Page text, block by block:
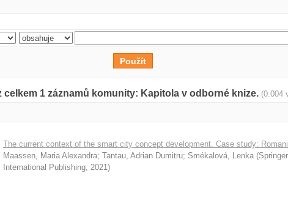
celkem 1 záznamů komunity: Kapitola v odborné knize. (0.004
The current context of the smart city concept development. Case study:
Maassen, Maria Alexandra; Tantau, Adrian Dumitru; Smékalová, Lenka (Springer
International Publishing, 2021)